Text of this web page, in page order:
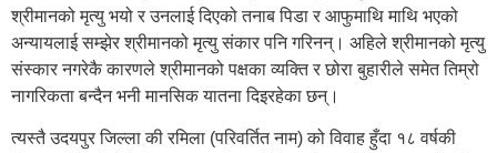
श्रीमानको मृत्यु भयो र उनलाई दिएको तनाब पिडा र आफुमाथि माथि भएको
अन्यायलाई सम्झेर श्रीमानको मृत्यु संकार पनि गरिनन्। अहिले श्रीमानको मृत्यु
संस्कार नगरेकै कारणले श्रीमानको पक्षका व्यक्ति र छोरा बुहारीले समेत तिम्रो
नागरिकता बन्दैन भनी मानसिक यातना दिइरहेका छन्।
त्यस्तै उदयपुर जिल्ला की रमिला (परिवर्तित नाम) को विवाह हुँदा १८ वर्षकी